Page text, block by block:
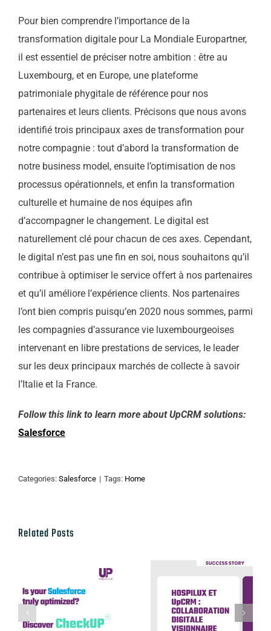
Pour bien comprendre l’importance de la
transformation digitale pour La Mondiale Europartner,
il est essentiel de préciser notre ambition : être au
Luxembourg, et en Europe, une plateforme
patrimoniale phygitale de référence pour nos
partenaires et leurs clients. Précisons que nous avons
identifié trois principaux axes de transformation pour
notre compagnie : tout d’abord la transformation de
notre business model, ensuite l’optimisation de nos
processus opérationnels, et enfin la transformation
culturelle et humaine de nos équipes afin
d’accompagner le changement. Le digital est
naturellement clé pour chacun de ces axes. Cependant,
le digital n’est pas une fin en soi, nous souhaitons qu’il
contribue à optimiser le service offert à nos partenaires
et qu’il améliore l’expérience clients. Nos partenaires
l’ont bien compris puisqu’en 2020 nous sommes, parmi
les compagnies d’assurance vie luxembourgeoises
intervenant en libre prestations de services, le leader
sur les deux principaux marchés de collecte à savoir
l’Italie et la France.
Follow this link to learn more about UpCRM solutions:
Salesforce
Categories: Salesforce | Tags: Home
Related Posts
Discover our
UpCRM :
collaboration